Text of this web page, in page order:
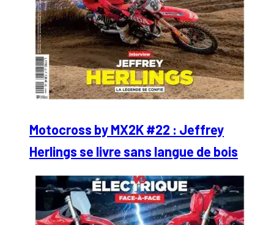
Motocross by MX2K #22 : Jeffrey
Herlings se livre sans langue de bois